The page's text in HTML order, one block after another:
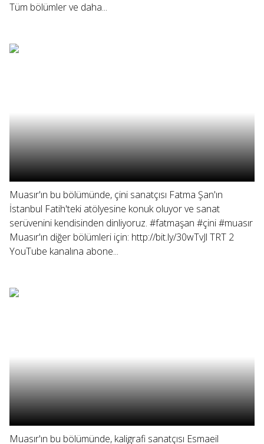
Tüm bölümler ve daha...
Muasır'ın bu bölümünde, çini sanatçısı Fatma Şan'ın
İstanbul Fatih'teki atölyesine konuk oluyor ve sanat
serüvenini kendisinden dinliyoruz. #fatmaşan #çini #muasır
Muasır'ın diğer bölümleri için: http://bit.ly/30wTvJl TRT 2
YouTube kanalına abone...
Muasır'ın bu bölümünde, kaligrafi sanatçısı Esmaeil